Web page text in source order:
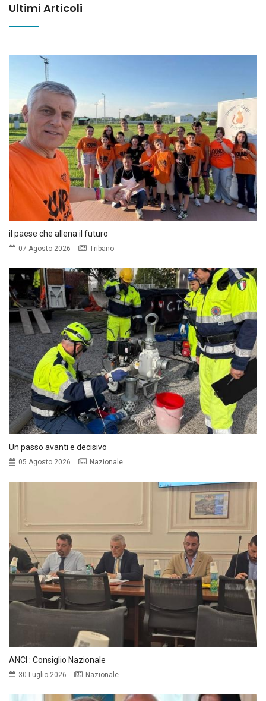
Ultimi Articoli
il paese che allena il futuro
07 Agosto 2026 Tribano
Un passo avanti e decisivo
05 Agosto 2026 Nazionale
ANCI : Consiglio Nazionale
30 Luglio 2026 Nazionale